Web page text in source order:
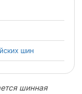
шин
шинная